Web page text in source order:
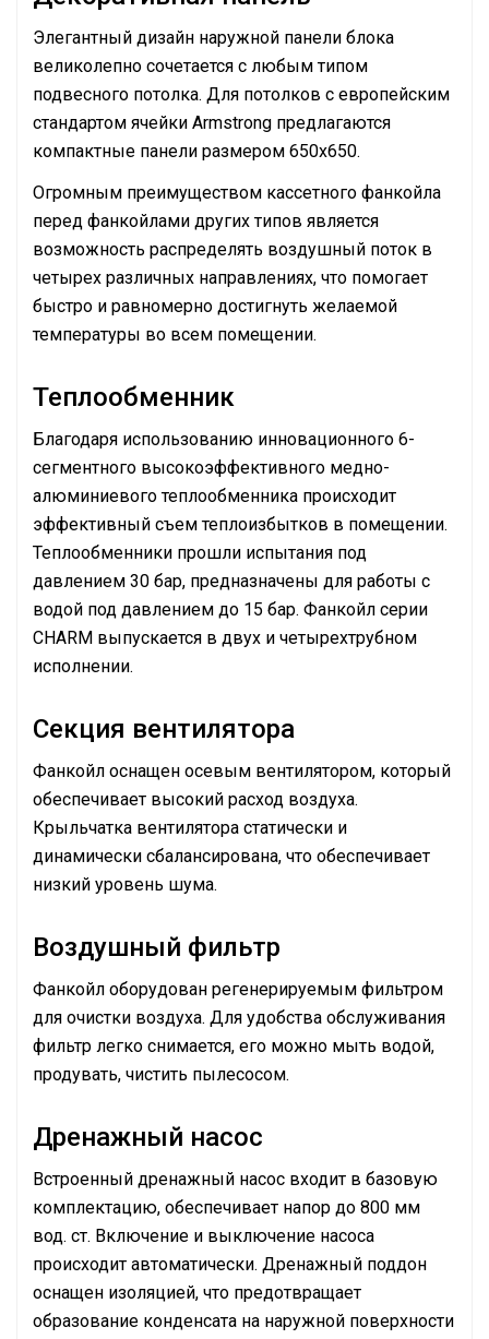
Элегантный дизайн наружной панели блока
великолепно сочетается с любым типом
подвесного потолка. Для потолков с европейским
стандартом ячейки Armstrong предлагаются
компактные панели размером 650х650.
Огромным преимуществом кассетного фанкойла
перед фанкойлами других типов является
возможность распределять воздушный поток в
четырех различных направлениях, что помогает
быстро и равномерно достигнуть желаемой
температуры во всем помещении.
Теплообменник
Благодаря использованию инновационного 6-
сегментного высокоэффективного медно-
алюминиевого теплообменника происходит
эффективный съем теплоизбытков в помещении.
Теплообменники прошли испытания под
давлением 30 бар, предназначены для работы с
водой под давлением до 15 бар. Фанкойл серии
CHARM выпускается в двух и четырехтрубном
исполнении.
Секция вентилятора
Фанкойл оснащен осевым вентилятором, который
обеспечивает высокий расход воздуха.
Крыльчатка вентилятора статически и
динамически сбалансирована, что обеспечивает
низкий уровень шума.
Воздушный фильтр
Фанкойл оборудован регенерируемым фильтром
для очистки воздуха. Для удобства обслуживания
фильтр легко снимается, его можно мыть водой,
продувать, чистить пылесосом.
Дренажный насос
Встроенный дренажный насос входит в базовую
комплектацию, обеспечивает напор до 800 мм
вод. ст. Включение и выключение насоса
происходит автоматически. Дренажный поддон
оснащен изоляцией, что предотвращает
образование конденсата на наружной поверхности